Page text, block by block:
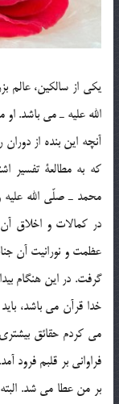
يكي از سالكين،
الله عليه ـ مي باشد.
آنچه اين بنده از
كه به مطالعة تفسير
محمد ـ صلّي الله عليه
در كمالات و اخلاق
عظمت و نورانيت آن
گرفت. در اين هنگام
خدا قرآن مي باشد،
مي كردم حقائق
فراواني بر قلبم فرود
بر من عطا مي شد.